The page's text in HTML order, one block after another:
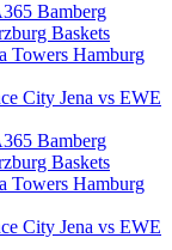
Bamberg
Baskets
Towers Hamburg
City Jena vs EWE
Bamberg
Baskets
Towers Hamburg
City Jena vs EWE